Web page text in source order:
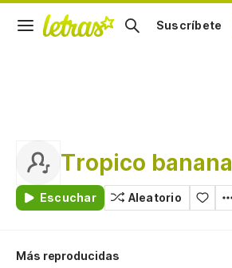
Suscríbete
Tropico banana
Escuchar Aleatorio
Más reproducidas